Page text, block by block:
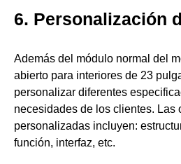
6. Personalización
Además del módulo normal del
abierto para interiores de 23
personalizar diferentes
necesidades de los clientes. Las
personalizadas incluyen:
función, interfaz, etc.